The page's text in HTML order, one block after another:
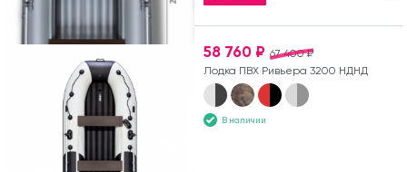
67 400 ₽
58 760 ₽
Лодка ПВХ Ривьера 3200 НДНД
В наличии